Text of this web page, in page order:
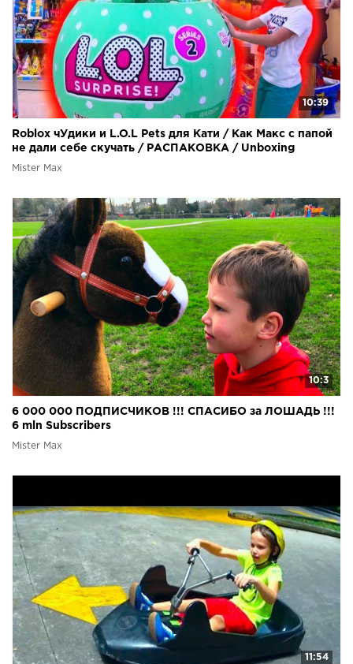
10:39
Roblox чУдики и L.O.L Pets для Кати / Как Макс с папой
не дали себе скучать / РАСПАКОВКА / Unboxing
Mister Max
10:3
6 000 000 ПОДПИСЧИКОВ !!! СПАСИБО за ЛОШАДЬ !!!
6 mln Subscribers
Mister Max
11:54